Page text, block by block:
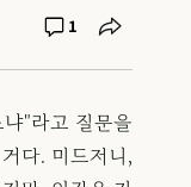
1
"라고 질문을
다. 미드저니,